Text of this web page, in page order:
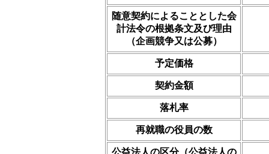
随意契約によることとした会
計法令の根拠条文及び理由
（企画競争又は公募）
予定価格
契約金額
落札率
再就職の役員の数